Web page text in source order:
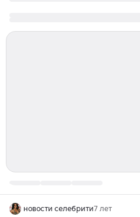
новости селебрити7 лет